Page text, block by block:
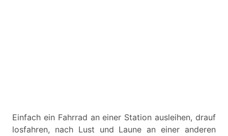
Einfach ein Fahrrad an einer Station ausleihen, drauf
losfahren, nach Lust und Laune an einer anderen